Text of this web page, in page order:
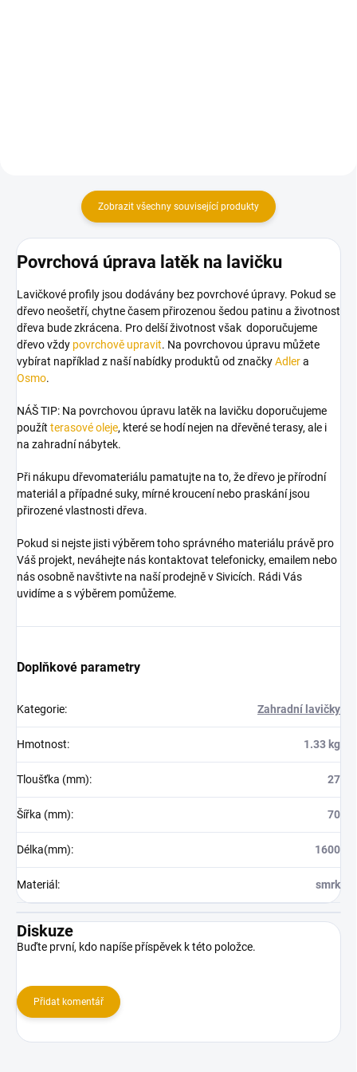
Zobrazit všechny související produkty
Povrchová úprava latěk na lavičku
Lavičkové profily jsou dodávány bez povrchové úpravy. Pokud se
dřevo neošetří, chytne časem přirozenou šedou patinu a životnost
dřeva bude zkrácena. Pro delší životnost však doporučujeme
dřevo vždy povrchově upravit. Na povrchovou úpravu můžete
vybírat například z naší nabídky produktů od značkyAdlera
Osmo.
NÁŠ TIP: Na povrchovou úpravu latěk na lavičku doporučujeme
použít terasové oleje, které se hodí nejen na dřevěné terasy, ale i
na zahradní nábytek.
Při nákupu dřevomateriálu pamatujte na to, že dřevo je přírodní
materiál a případné suky, mírné kroucení nebo praskání jsou
přirozené vlastnosti dřeva.
Pokud si nejste jisti výběrem toho správného materiálu právě pro
Váš projekt, neváhejte nás kontaktovat telefonicky, emailem nebo
nás osobně navštivte na naší prodejně v Sivicích. Rádi Vás
uvidíme a s výběrem pomůžeme.
Doplňkové parametry
Kategorie: Zahradní lavičky
Hmotnost: 1.33 kg
Tloušťka (mm): 27
Šířka (mm): 70
Délka(mm): 1600
Materiál : smrk
Diskuze
Buďte první, kdo napíše příspěvek k této položce.
Přidat komentář